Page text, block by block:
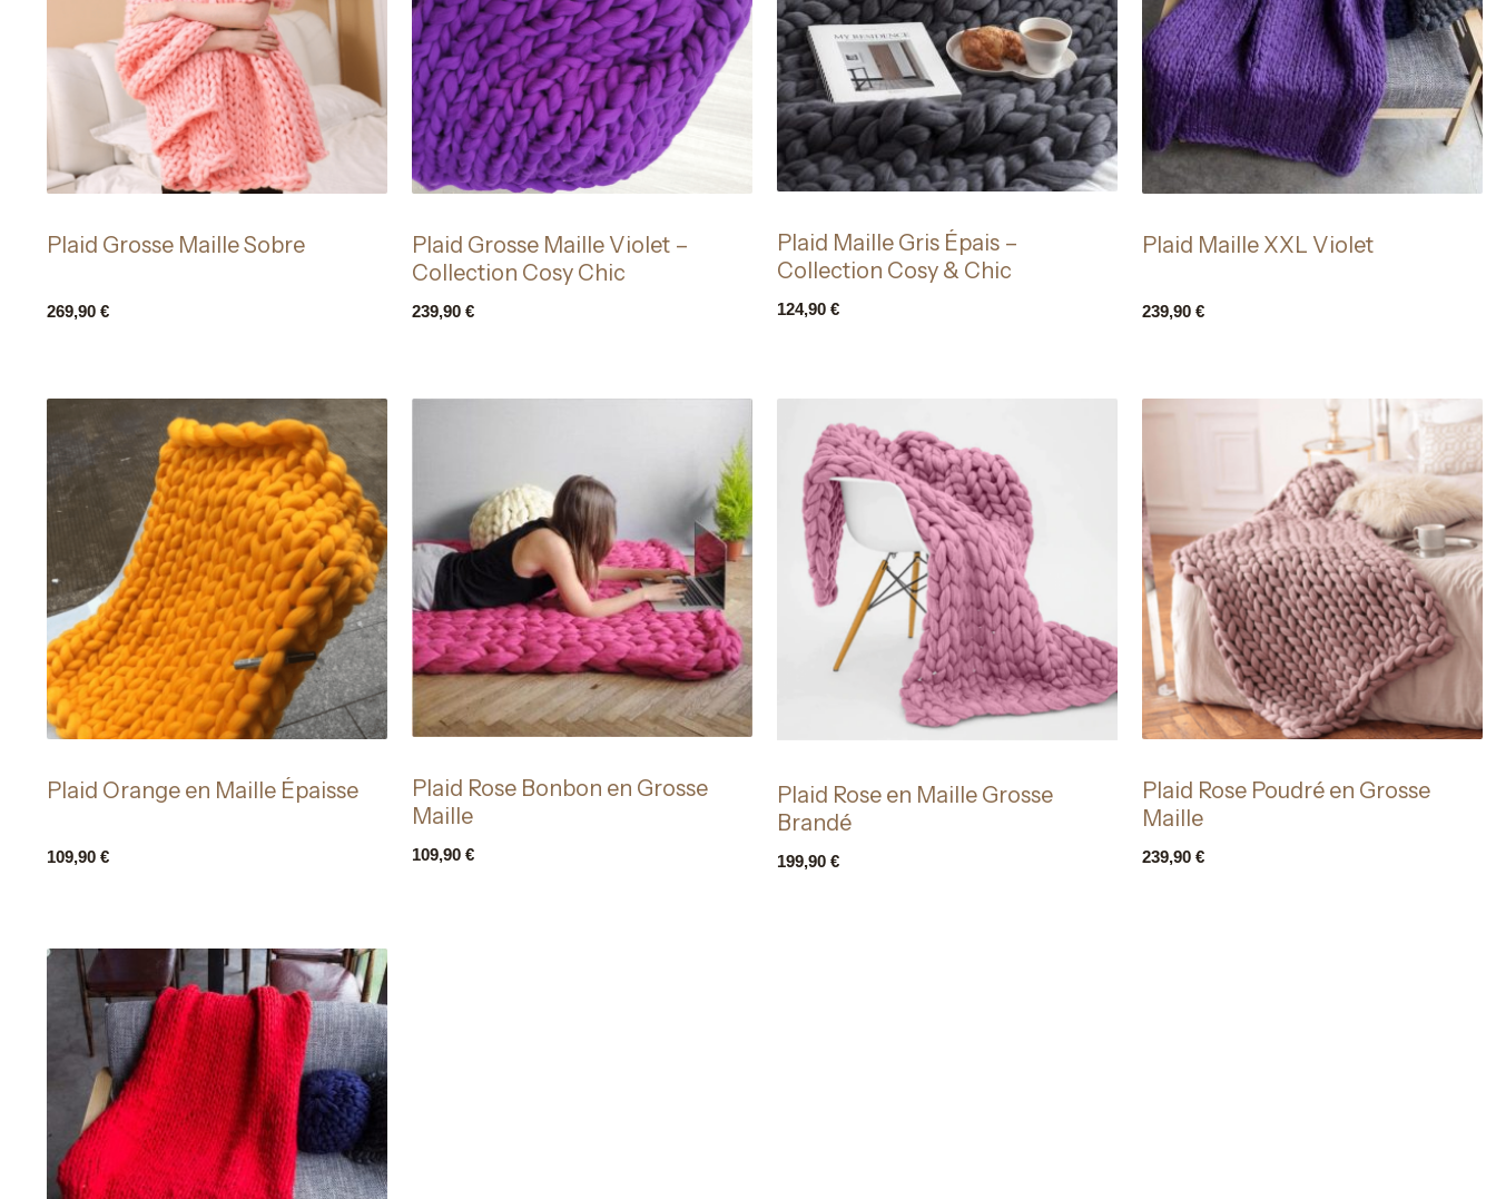
Plaid Grosse Maille Sobre
269,90 €
Plaid Grosse Maille Violet –
Collection Cosy Chic
239,90 €
Plaid Maille Gris Épais –
Collection Cosy & Chic
124,90 €
Plaid Maille XXL Violet
239,90€
Plaid Orange en Maille Épaisse
109,90 €
Plaid Rose Bonbon en Grosse
Maille
109,90 €
Plaid Rose en Maille Grosse
Brandé
199,90 €
Plaid Rose Poudré en Grosse
Maille
239,90€